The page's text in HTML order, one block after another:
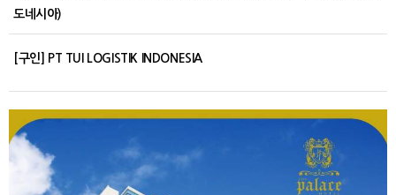
도네시아)
[구인] PT TUI LOGISTIK INDONESIA